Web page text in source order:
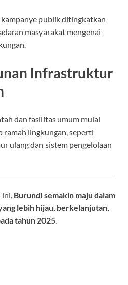
publik ditingkatkan
masyarakat mengenai
Infrastruktur
dan fasilitas umum mulai
ramah lingkungan, seperti
ulang dan sistem pengelolaan
ini, Burundi semakin maju dalam
lebih hijau, berkelanjutan,
tahun 2025.